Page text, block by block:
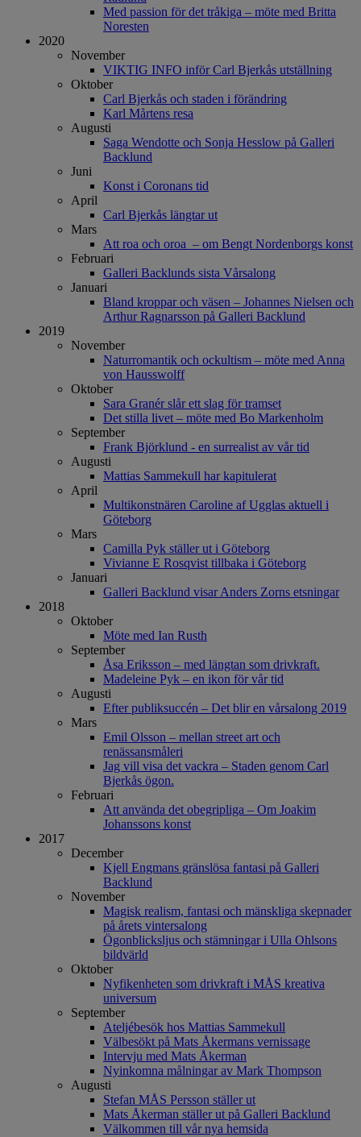
Med passion för det tråkiga – möte med Britta
Noresten
2020
November
VIKTIG INFO inför Carl Bjerkås utställning
Oktober
Carl Bjerkås och staden i förändring
Karl Mårtens resa
Augusti
Saga Wendotte och Sonja Hesslow på Galleri
Backlund
Juni
Konst i Coronans tid
April
Carl Bjerkås längtar ut
Mars
Att roa och oroa – om Bengt Nordenborgs konst
Februari
Galleri Backlunds sista Vårsalong
Januari
Bland kroppar och väsen – Johannes Nielsen och
Arthur Ragnarsson på Galleri Backlund
2019
November
Naturromantik och ockultism – möte med Anna
von Hausswolff
Oktober
Sara Granér slår ett slag för tramset
Det stilla livet – möte med Bo Markenholm
September
Frank Björklund - en surrealist av vår tid
Augusti
Mattias Sammekull har kapitulerat
April
Multikonstnären Caroline af Ugglas aktuell i
Göteborg
Mars
Camilla Pyk ställer ut i Göteborg
Vivianne E Rosqvist tillbaka i Göteborg
Januari
Galleri Backlund visar Anders Zorns etsningar
2018
Oktober
Möte med Ian Rusth
September
Åsa Eriksson – med längtan som drivkraft.
Madeleine Pyk – en ikon för vår tid
Augusti
Efter publiksuccén – Det blir en vårsalong 2019
Mars
Emil Olsson – mellan street art och
renässansmåleri
Jag vill visa det vackra – Staden genom Carl
Bjerkås ögon.
Februari
Att använda det obegripliga – Om Joakim
Johanssons konst
2017
December
Kjell Engmans gränslösa fantasi på Galleri
Backlund
November
Magisk realism, fantasi och mänskliga skepnader
på årets vintersalong
Ögonblicksljus och stämningar i Ulla Ohlsons
bildvärld
Oktober
Nyfikenheten som drivkraft i MÅS kreativa
universum
September
Ateljébesök hos Mattias Sammekull
Välbesökt på Mats Åkermans vernissage
Intervju med Mats Åkerman
Nyinkomna målningar av Mark Thompson
Augusti
Stefan MÅS Persson ställer ut
Mats Åkerman ställer ut på Galleri Backlund
Välkommen till vår nya hemsida